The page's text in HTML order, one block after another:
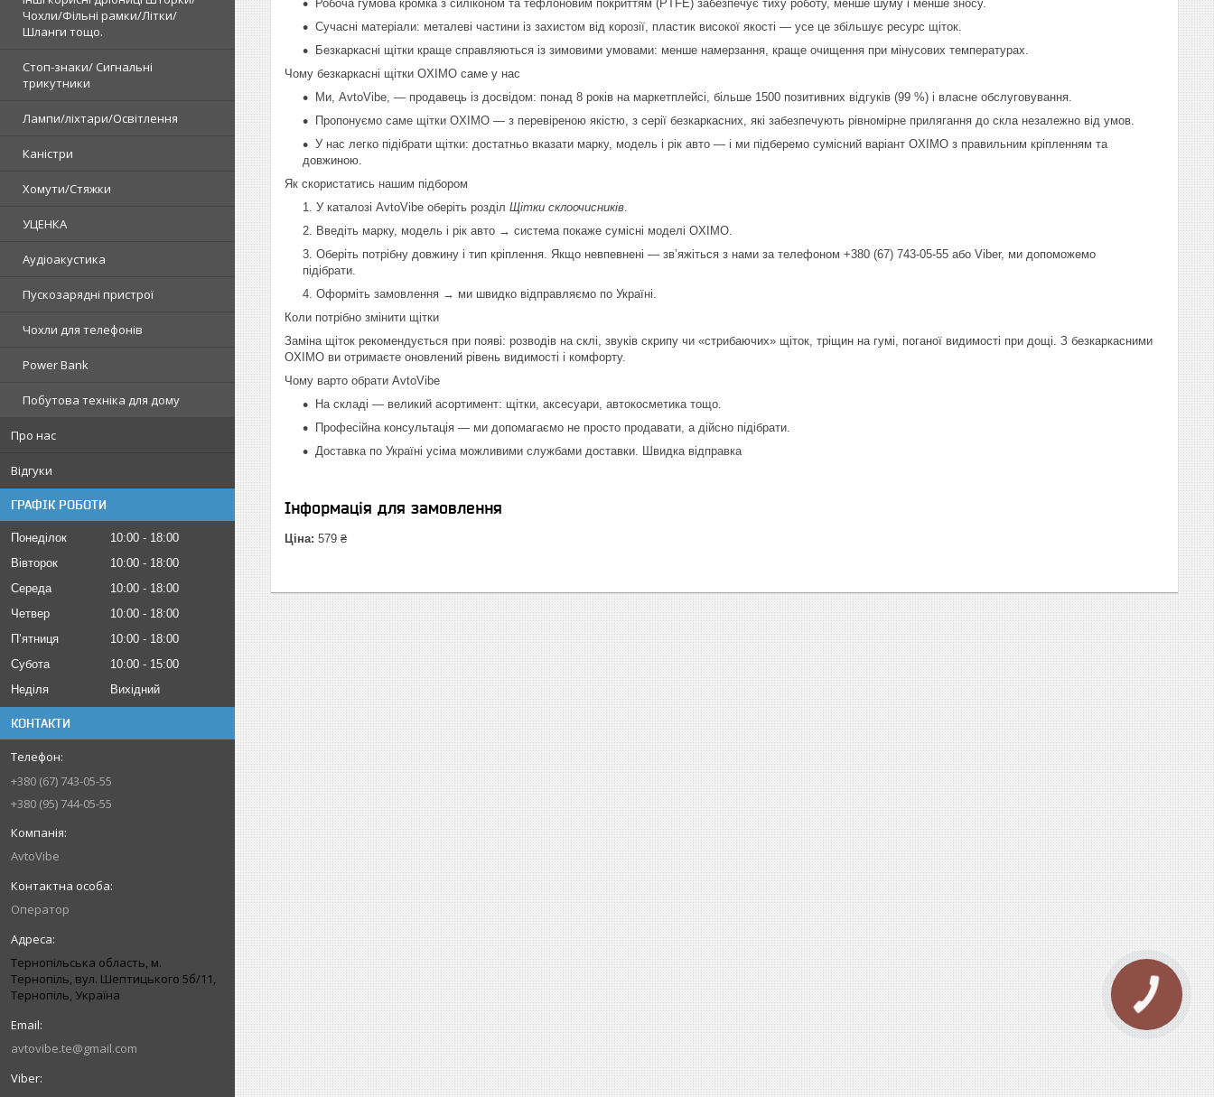
Чохли/Фільні рамки/Літки/
Шланги тощо.
Стоп-знаки/ Сигнальні
трикутники
Лампи/ліхтари/Освітлення
Каністри
Хомути/Стяжки
УЦЕНКА
Аудіоакустика
Пускозарядні пристрої
Чохли для телефонів
Power Bank
Побутова техніка для дому
Про нас
Відгуки
ГРАФІК РОБОТИ
Понеділок 10:00
18:00
Вівторок
10:00
18:00
Середа
10:00
18:00
Четвер
10:00
18:00
Пʼятниця
10:00
18:00
Субота
10:00
15:00
Неділя
Вихідний
КОНТАКТИ
+380 (67) 743-05-55
+380 (95) 744-05-55
AvtoVibe
Оператор
Тернопільська область, м.
Тернопіль, вул. Шептицького 5б/11,
Тернопіль, Україна
avtovibe.te@gmail.com
Робоча гумова кромка з силіконом та тефлоновим покриттям (PTFE) забезпечує тиху роботу, менше шуму і менше зносу.
Сучасні матеріали: металеві частини із захистом від корозії, пластик високої якості — усе це збільшує ресурс щіток.
Безкаркасні щітки краще справляються із зимовими умовами: менше намерзання, краще очищення при мінусових температурах.
Чому безкаркасні щітки OXIMO саме у нас
Ми, AvtoVibe, — продавець із досвідом: понад 8 років на маркетплейсі, більше 1500 позитивних відгуків (99 %) і власне обслуговування.
Пропонуємо саме щітки OXIMO — з перевіреною якістю, з серії безкаркасних, які забезпечують рівномірне прилягання до скла незалежно від умов.
У нас легко підібрати щітки: достатньо вказати марку, модель і рік авто — і ми підберемо сумісний варіант OXIMO з правильним кріпленням та
довжиною.
Як скористатись нашим підбором
У каталозі AvtoVibe оберіть розділ Щітки склоочисників.
Введіть марку, модель і рік авто → система покаже сумісні моделі OXIMO.
Оберіть потрібну довжину і тип кріплення. Якщо невпевнені — зв’яжіться з нами за телефоном +380 (67) 743-05-55 або Viber, ми допоможемо
підібрати.
Оформіть замовлення → ми швидко відправляємо по Україні.
Коли потрібно змінити щітки
Заміна щіток рекомендується при появі: розводів на склі, звуків скрипу чи «стрибаючих» щіток, тріщин на гумі, поганої видимості при дощі. З безкаркасними
OXIMO ви отримаєте оновлений рівень видимості і комфорту.
Чому варто обрати AvtoVibe
На складі — великий асортимент: щітки, аксесуари, автокосметика тощо.
Професійна консультація — ми допомагаємо не просто продавати, а дійсно підібрати.
Доставка по Україні усіма можливими службами доставки. Швидка відправка
Інформація для замовлення
Ціна: 579 ₴
КНОПКА
ЗВ'ЯЗКУ